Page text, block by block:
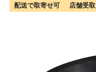
配送で取寄せ可 店舗受